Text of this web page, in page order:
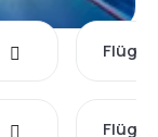
Flüge
Flüge